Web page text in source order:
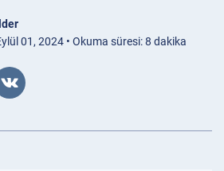
01, 2024 • Okuma süresi: 8 dakika